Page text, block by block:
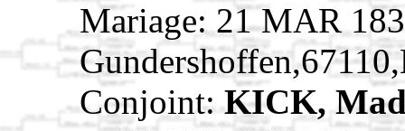
Mariage: 21 MAR
Conjoint: KICK,